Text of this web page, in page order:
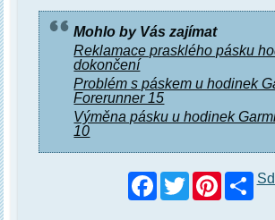
Mohlo by Vás zajímat
Reklamace prasklého pásku
dokončení
Problém s páskem u hodinek
Forerunner 15
Výměna pásku u hodinek
10
Facebook
Twitter